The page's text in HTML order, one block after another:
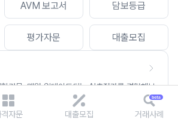
AVM 보고서 담보등급
평가자문 대출모집
건물, 매월 업데이트되는 AI추정가를 경험해보
격자문 대출모집 거래사례